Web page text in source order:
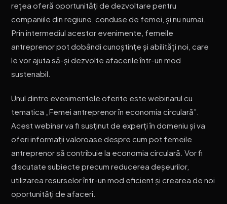
rețea oferă oportunități de dezvoltare pentru
companiile din regiune, conduse de femei, și nu numai.
Prin intermediul acestor evenimente, femeile
antreprenor pot dobândi cunoștințe și abilități noi, care
le vor ajuta să-și dezvolte afacerile într-un mod
sustenabil.
Unul dintre evenimentele oferite este webinarul cu
tematica „Femei antreprenor în economia circulară”.
Acest webinar va fi susținut de experți în domeniu și va
oferi informații valoroase despre cum pot femeile
antreprenor să contribuie la economia circulară. Vor fi
discutate subiecte precum reducerea deșeurilor,
utilizarea resurselor într-un mod eficient și crearea de noi
oportunități de afaceri.